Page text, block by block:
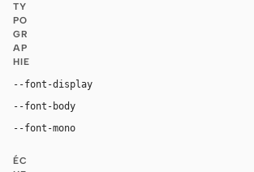
TY
PO
GR
AP
HIE
--font-display
--font-body
--font-mono
ÉC